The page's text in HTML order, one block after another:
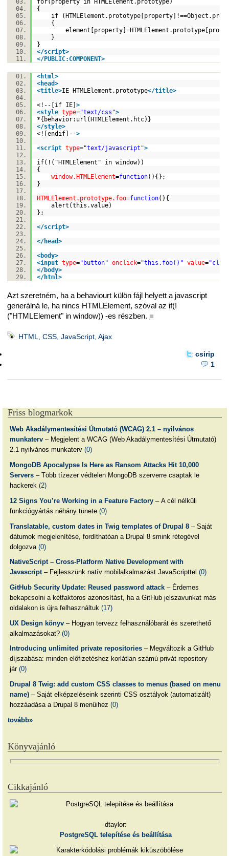
for(property in HTMLElement.prototype)
{
if
{
}
}
</script>
</PUBLIC:COMPONENT>
<html>
<head>
<title>IE HTMLElement.prototype</title>
<!--[if IE] >
<style type="text/css">
*{behavior:url(HTMLElement.htc)}
</style>
<![endif]-->
<script type="text/javascript">
if(!("HTMLElement" in window))
{
window.HTMLElement=function(){};
}
HTMLElement.prototype.foo=function(){
alert(this.value)
};
</script>
</head>
<body>
<input type="button" onclick="this.foo()" value=
</body>
</html>
Azt szeretném, ha a behaviourt külön fájl helyett a javascript
generálná le, ha nincs HTMLElement, szóval az if(!
("HTMLElement" in window)) -es részben. ■
HTML, CSS, JavaScript, Ajax
csirip
1
Friss blogmarkok
Web Akadálymentesítési Útmutató (WCAG) 2.1 – nyilvános
munkaterv– Megjelent a WCAG (Web Akadálymentesítési Útmutató)
2.1 nyilvános munkaterv (0)
MongoDB Apocalypse Is Here as Ransom Attacks Hit 10,000
Servers– Több tízezer védtelen MongoDB szerverre csaptak le
hackerek (2)
12 Signs You’re Working in a Feature Factory– A cél nélküli
funkciógyártás néhány tünete (0)
Translatable, custom dates in Twig templates of Drupal 8– Saját
dátumok megjelenítése, fordíthatóan a Drupal 8 smink rétegével
dolgozva (0)
NativeScript – Cross-Platform Native Development with
Javascript– Fejlesszünk natív mobilalkalmazást JavaScripttel (0)
GitHub Security Update: Reused password attack– Érdemes
bekapcsolni a kétfaktoros azonosítást, ha a GitHub jelszavunkat más
oldalakon is újra felhasználtuk (17)
UX Design könyv– Hogyan tervezz felhasználóbarát és szerethető
alkalmazásokat? (0)
Introducing unlimited private repositories– Megváltozik a GitHub
díjszabása: minden előfizetéshez korlátlan számú privát repository
jár (0)
Drupal 8 Twig: add custom CSS classes to menus (based on menu
name)– Saját elképzeléseink szerinti CSS osztályok (automatizált)
hozzáadása a Drupal 8 menüihez (0)
tovább»
Könyvajánló
Cikkajánló
dtaylor:
PostgreSQL telepítése és beállítása